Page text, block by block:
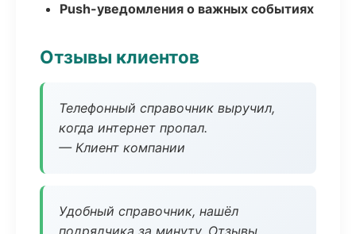
Push-уведомления о важных событиях
Отзывы клиентов
Телефонный справочник выручил,
когда интернет пропал.
— Клиент компании
Удобный справочник, нашёл
подрядчика за минуту. Отзывы